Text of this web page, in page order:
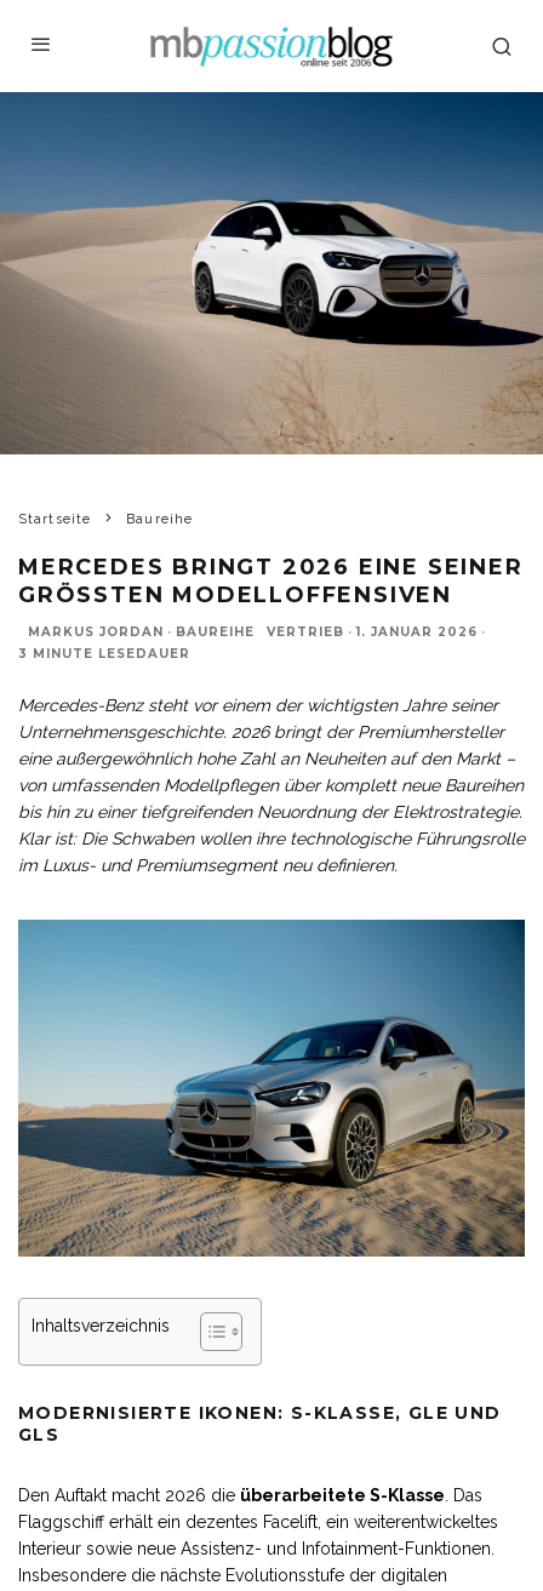
Startseite Baureihe
MERCEDES BRINGT 2026 EINE SEINER
GRÖSSTEN MODELLOFFENSIVEN
MARKUS JORDAN · BAUREIHE VERTRIEB · 1. JANUAR 2026 ·
3 MINUTE LESEDAUER
Mercedes-Benz steht vor einem der wichtigsten Jahre seiner
Unternehmensgeschichte. 2026 bringt der Premiumhersteller
eine außergewöhnlich hohe Zahl an Neuheiten auf den Markt –
von umfassenden Modellpflegen über komplett neue Baureihen
bis hin zu einer tiefgreifenden Neuordnung der Elektrostrategie.
Klar ist: Die Schwaben wollen ihre technologische Führungsrolle
im Luxus- und Premiumsegment neu definieren.
Inhaltsverzeichnis
MODERNISIERTE IKONEN: S-KLASSE, GLE UND
GLS
Den Auftakt macht 2026 die überarbeitete S-Klasse. Das
Flaggschiff erhält ein dezentes Facelift, ein weiterentwickeltes
Interieur sowie neue Assistenz- und Infotainment-Funktionen.
Insbesondere die nächste Evolutionsstufe der digitalen